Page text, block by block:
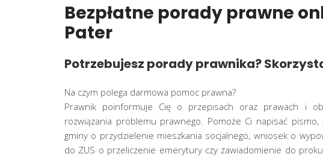
Bezpłatne porady prawne
Pater
Potrzebujesz porady prawnika?
Na czym polega darmowa pomoc prawna?
Prawnik poinformuje Cię o przepisach oraz prawach i
rozwiązania problemu prawnego. Pomoże Ci napisać
gminy o przydzielenie mieszkania socjalnego, wniosek o
do ZUS o przeliczenie emerytury czy zawiadomienie do